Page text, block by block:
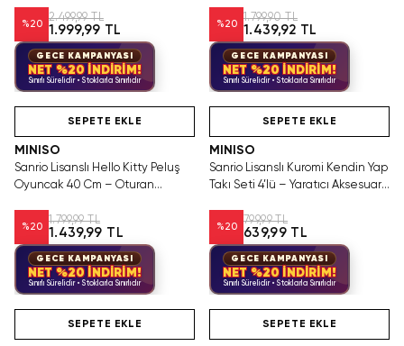
Polyester Yumuşak Dokulu
Taşınabilir Seyahat Battaniyesi
%20
2.499,99 TL
1.999,99 TL
GECE KAMPANYASI
NET %20 İNDİRİM!
Sınırlı Sürelidir • Stoklarla Sınırlıdır
%20
1.799,90 TL
1.439,92 TL
GECE KAMPANYASI
NET %20 İNDİRİM!
Sınırlı Sürelidir • Stoklarla Sınırlıdır
SEPETE EKLE
MINISO
Sanrio Lisanslı Hello Kitty Peluş
Oyuncak 40 Cm – Oturan
%20
1.799,99 TL
1.439,99 TL
GECE KAMPANYASI
NET %20 İNDİRİM!
Sınırlı Sürelidir • Stoklarla Sınırlıdır
SEPETE EKLE
MINISO
Sanrio Lisanslı Kuromi Kendin Yap
Takı Seti 4’lü – Yaratıcı Aksesuar
%20
799,99 TL
639,99 TL
GECE KAMPANYASI
NET %20 İNDİRİM!
Sınırlı Sürelidir • Stoklarla Sınırlıdır
SEPETE EKLE SEPETE EKLE